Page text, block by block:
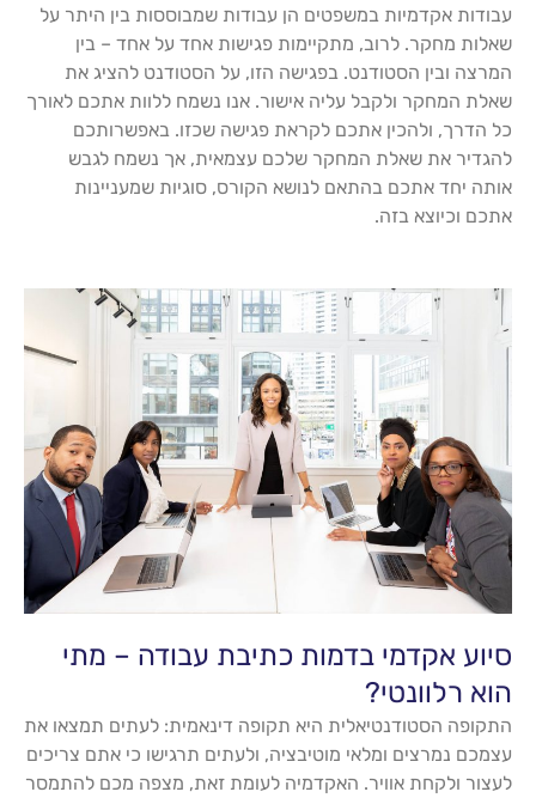
עבודות אקדמיות במשפטים הן עבודות שמבוססות בין היתר על
שאלות מחקר. לרוב, מתקיימות פגישות אחד על אחד – בין
המרצה ובין הסטודנט. בפגישה הזו, על הסטודנט להציג את
שאלת המחקר ולקבל עליה אישור. אנו נשמח ללוות אתכם לאורך
כל הדרך, ולהכין אתכם לקראת פגישה שכזו. באפשרותכם
להגדיר את שאלת המחקר שלכם עצמאית, אך נשמח לגבש
אותה יחד אתכם בהתאם לנושא הקורס, סוגיות שמעניינות
אתכם וכיוצא בזה.
סיוע אקדמי בדמות כתיבת עבודה – מתי
הוא רלוונטי?
התקופה הסטודנטיאלית היא תקופה דינאמית: לעתים תמצאו את
עצמכם נמרצים ומלאי מוטיבציה, ולעתים תרגישו כי אתם צריכים
לעצור ולקחת אוויר. האקדמיה לעומת זאת, מצפה מכם להתמסר